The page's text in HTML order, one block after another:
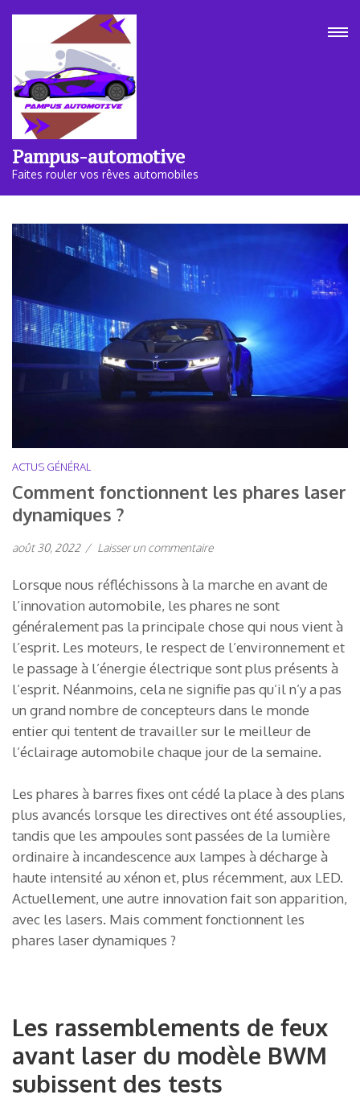
(Pressez
Entrée)
Pampus-automotive
Faites rouler vos rêves automobiles
ACTUS GÉNÉRAL
Comment fonctionnent les phares laser
dynamiques ?
août 30, 2022 / Laisser un commentaire
Lorsque nous réfléchissons à la marche en avant de
l’innovation automobile, les phares ne sont
généralement pas la principale chose qui nous vient à
l’esprit. Les moteurs, le respect de l’environnement et
le passage à l’énergie électrique sont plus présents à
l’esprit. Néanmoins, cela ne signifie pas qu’il n’y a pas
un grand nombre de concepteurs dans le monde
entier qui tentent de travailler sur le meilleur de
l’éclairage automobile chaque jour de la semaine.
Les phares à barres fixes ont cédé la place à des plans
plus avancés lorsque les directives ont été assouplies,
tandis que les ampoules sont passées de la lumière
ordinaire à incandescence aux lampes à décharge à
haute intensité au xénon et, plus récemment, aux LED.
Actuellement, une autre innovation fait son apparition,
avec les lasers. Mais comment fonctionnent les
phares laser dynamiques ?
Les rassemblements de feux
avant laser du modèle BWM
subissent des tests